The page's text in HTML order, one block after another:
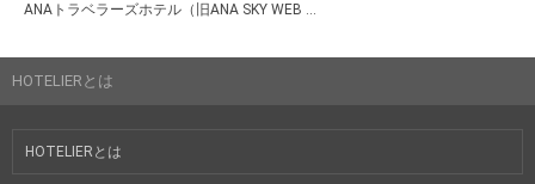
ANAトラベラーズホテル（旧ANA SKY WEB ...
HOTELIERとは
HOTELIERとは